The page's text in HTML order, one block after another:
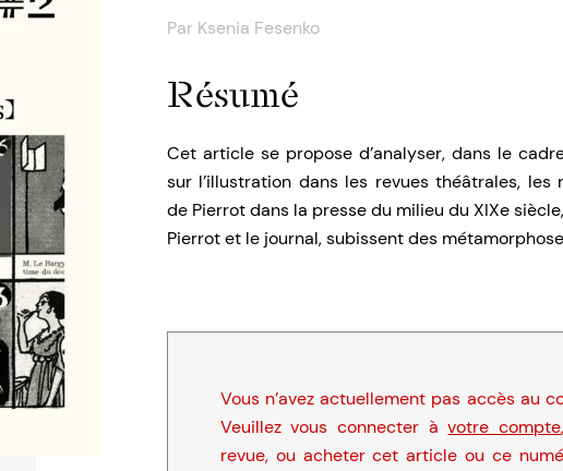
Par Ksenia Fesenko
Résumé
Cet article se propose d’analyser, dans le
sur l’illustration dans les revues théâtrales, les
de Pierrot dans la presse du milieu du XIXe
Pierrot et le journal, subissent des
Vous n’avez actuellement pas accès au
Veuillez vous connecter àvotre compte
revue, ou acheter cet article ou ce